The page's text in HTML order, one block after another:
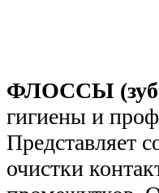
ФЛОССЫ
гигиены и
Представляет
очистки